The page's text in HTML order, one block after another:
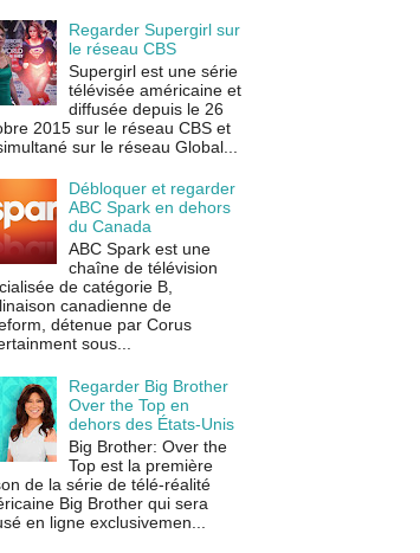
Regarder Supergirl sur
le réseau CBS
Supergirl est une série
télévisée américaine et
diffusée depuis le 26
2015 sur le réseau CBS et
sur le réseau Global...
Débloquer et regarder
ABC Spark en dehors
du Canada
ABC Spark est une
chaîne de télévision
de catégorie B,
canadienne de
détenue par Corus
sous...
Regarder Big Brother
Over the Top en
dehors des États-Unis
Big Brother: Over the
Top est la première
de la série de télé-réalité
Big Brother qui sera
en ligne exclusivemen...